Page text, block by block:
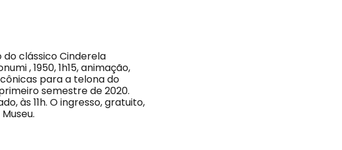
do clássico Cinderela
, 1950, 1h15, animação,
para a telona do
semestre de 2020.
às 11h. O ingresso, gratuito,